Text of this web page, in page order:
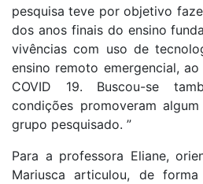
pesquisa teve por objetivo
dos anos finais do ensino
vivências com uso de
ensino remoto emergencial,
COVID 19. Buscou-se
condições promoveram
grupo pesquisado. ”
Para a professora Eliane,
Mariusca articulou, de